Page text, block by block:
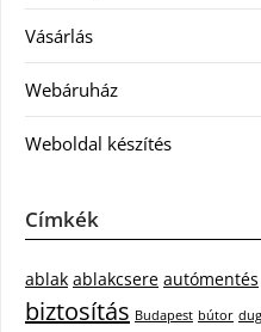
Vásárlás
Webáruház
Weboldal készítés
Címkék
ablak ablakcsere autómentés
biztosítás Budapest bútor